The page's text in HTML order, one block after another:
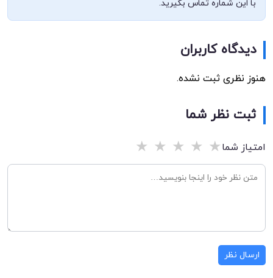
با این شماره تماس بگیرید.
دیدگاه کاربران
هنوز نظری ثبت نشده.
ثبت نظر شما
امتیاز شما★
★
★
★
★
ارسال نظر